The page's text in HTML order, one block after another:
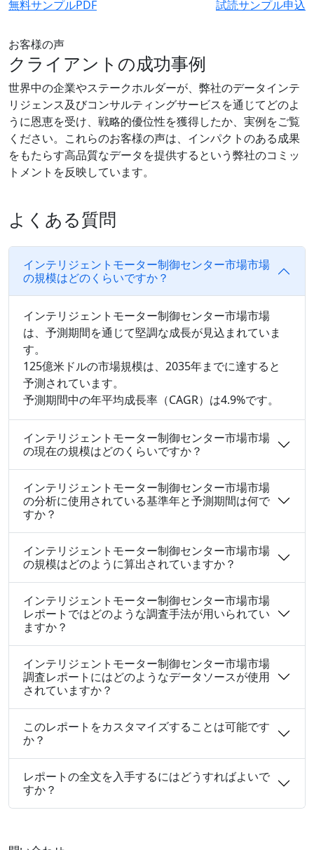
無料サンプルPDF 試読サンプル申込
お客様の声
クライアントの成功事例
世界中の企業やステークホルダーが、弊社のデータインテ
リジェンス及びコンサルティングサービスを通じてどのよ
うに恩恵を受け、戦略的優位性を獲得したか、実例をご覧
ください。これらのお客様の声は、インパクトのある成果
をもたらす高品質なデータを提供するという弊社のコミッ
トメントを反映しています。
よくある質問
インテリジェントモーター制御センター市場市場
の規模はどのくらいですか？
インテリジェントモーター制御センター市場市場
は、予測期間を通じて堅調な成長が見込まれていま
す。
125億米ドルの市場規模は、2035年までに達すると
予測されています。
予測期間中の年平均成長率（CAGR）は4.9%です。
インテリジェントモーター制御センター市場市場
の現在の規模はどのくらいですか？
インテリジェントモーター制御センター市場市場
の分析に使用されている基準年と予測期間は何で
すか？
インテリジェントモーター制御センター市場市場
の規模はどのように算出されていますか？
インテリジェントモーター制御センター市場市場
レポートではどのような調査手法が用いられてい
ますか？
インテリジェントモーター制御センター市場市場
調査レポートにはどのようなデータソースが使用
されていますか？
このレポートをカスタマイズすることは可能です
か？
レポートの全文を入手するにはどうすればよいで
すか？